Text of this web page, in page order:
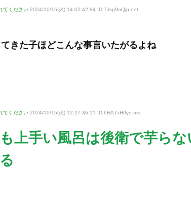
てください 2024/10/15(火) 14:02:42.84 ID:7Jsp9oQjp .net
きた子ほどこんな事言いたがるよね
てください 2024/10/15(火) 12:27:36.11 ID:6HA7zH0yd .net
上手い風呂は後衛で芋ら